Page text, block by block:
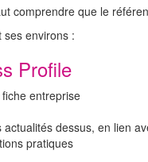
comprendre que le
ses environs :
Profile
entreprise
dessus, en lien
pratiques